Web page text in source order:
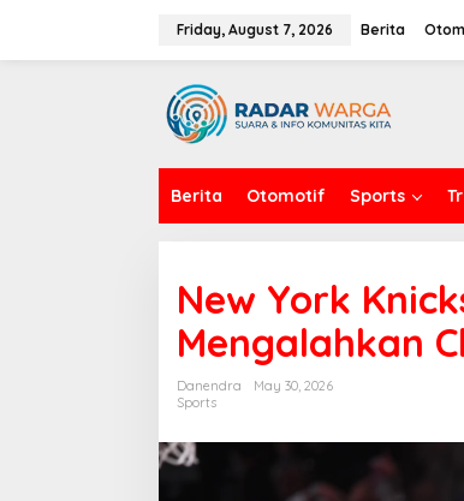
Friday, August 7, 2026 Berita
Berita Otomotif Sports
New York
Mengalahkan
Danendra
May 30, 2026
Sports